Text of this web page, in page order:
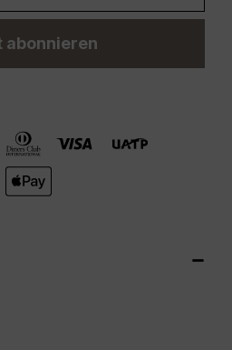
abonnieren